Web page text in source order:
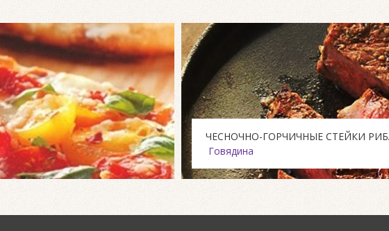
Говядина